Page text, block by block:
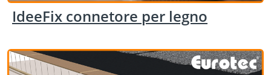
IdeeFix connetore per legno